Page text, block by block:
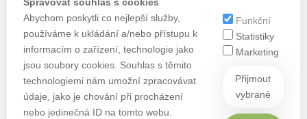
Spravovat souhlas s cookies
Abychom poskytli co nejlepší služby,
používáme k ukládání a/nebo přístupu k
informacím o zařízení, technologie jako
jsou soubory cookies. Souhlas s těmito
technologiemi nám umožní zpracovávat
údaje, jako je chování při procházení
nebo jedinečná ID na tomto webu.
Funkční
Statistiky
Marketing
Přijmout
vybrané